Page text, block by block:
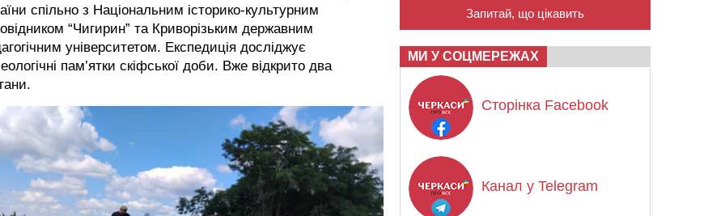
спільно з Національним історико-культурним
“Чигирин” та Криворізьким державним
університетом. Експедиція досліджує
пам’ятки скіфської доби. Вже відкрито два
Запитай, що цікавить
МИ У СОЦМЕРЕЖАХ
Сторінка Facebook
Канал у Telegram